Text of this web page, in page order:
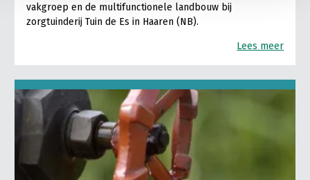
vakgroep en de multifunctionele landbouw bij
zorgtuinderij Tuin de Es in Haaren (NB).
Lees meer